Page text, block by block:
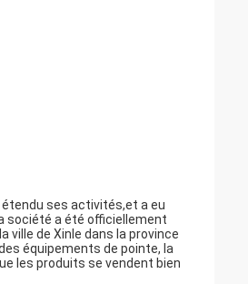
étendu ses activités,et a eu
société a été officiellement
ville de Xinle dans la province
équipements de pointe, la
les produits se vendent bien